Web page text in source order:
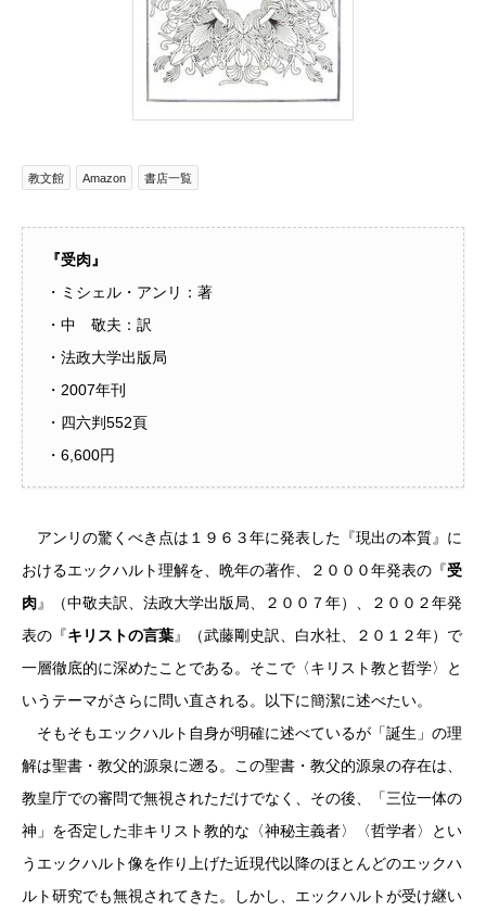
教文館 Amazon 書店一覧
『受肉』
・ミシェル・アンリ：著
・中 敬夫：訳
・法政大学出版局
・2007年刊
・四六判552頁
・6,600円
アンリの驚くべき点は１９６３年に発表した『現出の本質』に
おけるエックハルト理解を、晩年の著作、２０００年発表の『受
肉』（中敬夫訳、法政大学出版局、２００７年）、２００２年発
表の『キリストの言葉』（武藤剛史訳、白水社、２０１２年）で
一層徹底的に深めたことである。そこで〈キリスト教と哲学〉と
いうテーマがさらに問い直される。以下に簡潔に述べたい。
そもそもエックハルト自身が明確に述べているが「誕生」の理
解は聖書・教父的源泉に遡る。この聖書・教父的源泉の存在は、
教皇庁での審問で無視されただけでなく、その後、「三位一体の
神」を否定した非キリスト教的な〈神秘主義者〉〈哲学者〉とい
うエックハルト像を作り上げた近現代以降のほとんどのエックハ
ルト研究でも無視されてきた。しかし、エックハルトが受け継い